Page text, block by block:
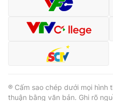
® Cấm sao chép dưới mọi hình
thuận bằng văn bản. Ghi rõ